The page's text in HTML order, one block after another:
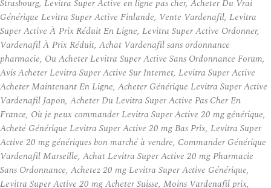
Strasbourg, Levitra Super Active en ligne pas cher, Acheter Du Vrai
Générique Levitra Super Active Finlande, Vente Vardenafil, Levitra
Super Active À Prix Réduit En Ligne, Levitra Super Active Ordonner,
Vardenafil À Prix Réduit, Achat Vardenafil sans ordonnance
pharmacie, Ou Acheter Levitra Super Active Sans Ordonnance Forum,
Avis Acheter Levitra Super Active Sur Internet, Levitra Super Active
Acheter Maintenant En Ligne, Acheter Générique Levitra Super Active
Vardenafil Japon, Acheter Du Levitra Super Active Pas Cher En
France, Où je peux commander Levitra Super Active 20 mg générique,
Acheté Générique Levitra Super Active 20 mg Bas Prix, Levitra Super
Active 20 mg génériques bon marché à vendre, Commander Générique
Vardenafil Marseille, Achat Levitra Super Active 20 mg Pharmacie
Sans Ordonnance, Achetez 20 mg Levitra Super Active Générique,
Levitra Super Active 20 mg Acheter Suisse, Moins Vardenafil prix,